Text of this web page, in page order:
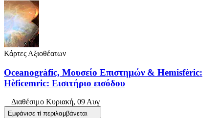
Κάρτες Αξιοθέατων
Oceanogràfic, Μουσείο Επιστημών & Hemisfèric:
Hèficemric: Εισιτήριο εισόδου
Διαθέσιμο Κυριακή, 09 Αυγ
Εμφάνισε τί περιλαμβάνεται